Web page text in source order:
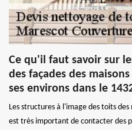
Ce qu'il faut savoir sur
des façades des
ses environs dans le
Les structures à l'image des toits
est très important de contacter des